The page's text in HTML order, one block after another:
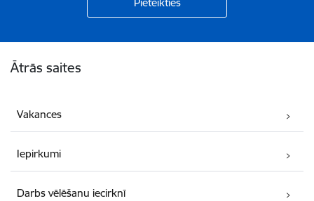
Ātrās saites
Vakances
Iepirkumi
Darbs vēlēšanu iecirknī